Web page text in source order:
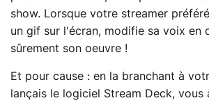
show. Lorsque votre streamer
un gif sur l'écran, modifie sa voix en
sûrement son oeuvre !
Et pour cause : en la branchant à
lançais le logiciel Stream Deck, vous